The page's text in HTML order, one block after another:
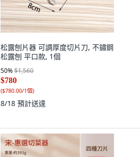
松露刨片器 可調厚度切片刀, 不鏽鋼
松露刨 平口款, 1個
50%$1,560
$780
($780.00/1個)
8/18 預計送達